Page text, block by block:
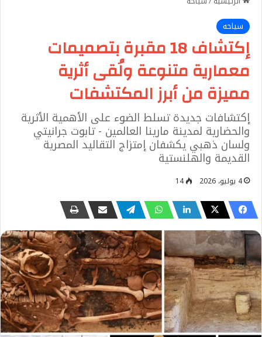
سياحه
إكتشاف 18 مقبرة بتصميمات
معمارية متنوعة ولُقى أثرية
مميزة من أبرز المكتشفات
إكتشافات جديدة تسلط الضوء على الأهمية الأثرية
والحضارية لمدينة مارينا العالمين - تابوت جرانيتي
ولسان ذهبي يكشفان إمتزاج التقاليد المصرية
القديمة والهلنستية
4 يوليو، 2026 14